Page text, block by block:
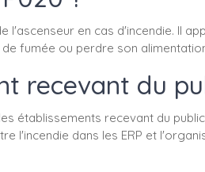
l'ascenseur en cas d'incendie. Il
fumée ou perdre son
recevant du
établissements recevant du
l'incendie dans les ERP et